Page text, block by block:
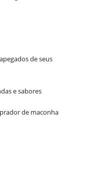
de seus
e sabores
de maconha